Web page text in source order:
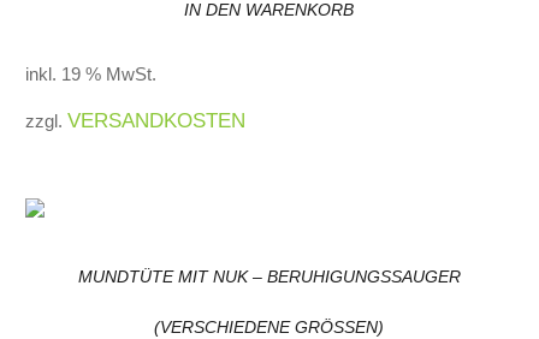
IN DEN WARENKORB
inkl. 19 % MwSt.
zzgl.VERSANDKOSTEN
MUNDTÜTE MIT NUK – BERUHIGUNGSSAUGER
(VERSCHIEDENE GRÖSSEN)